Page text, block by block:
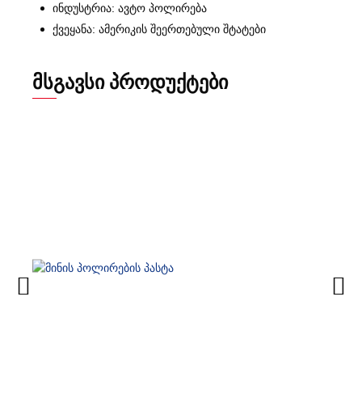
ინდუსტრია: ავტო პოლირება
ქვეყანა: ამერიკის შეერთებული შტატები
ᲛᲡᲒᲐᲕᲡᲘ ᲞᲠᲝᲓᲣᲥᲢᲔᲑᲘ